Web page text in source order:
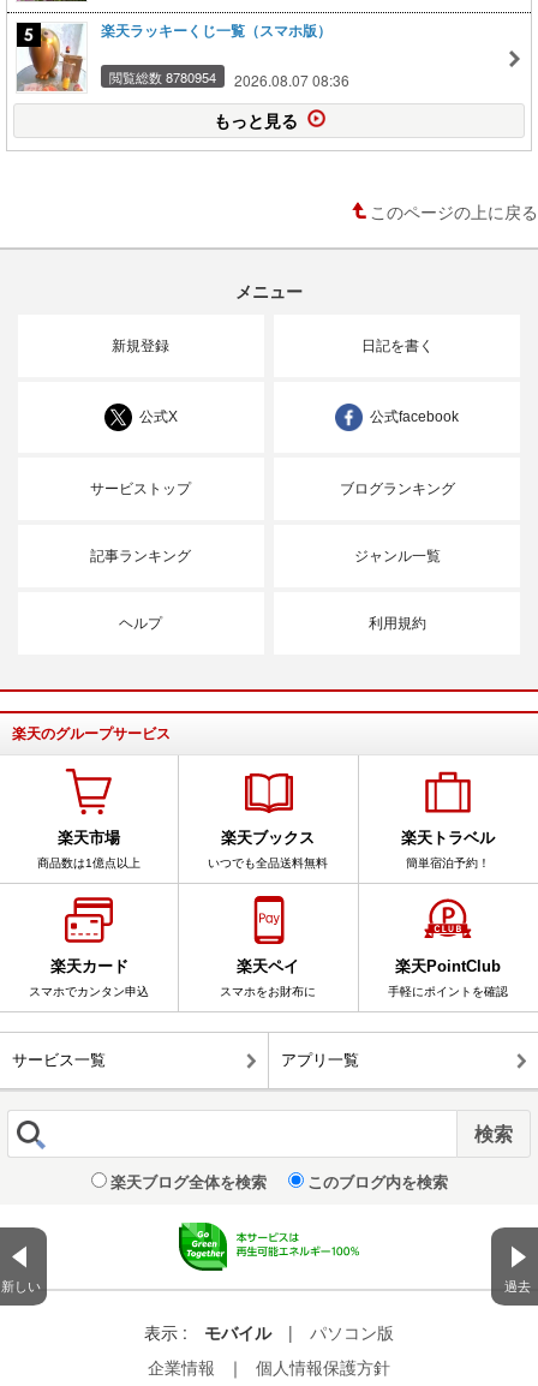
新しい 過去
楽天ラッキーくじ一覧（スマホ版）
閲覧総数 8780954 2026.08.07 08:36
もっと見る
このページの上に戻る
メニュー
新規登録 日記を書く
公式X 公式facebook
サービストップ ブログランキング
記事ランキング ジャンル一覧
ヘルプ 利用規約
楽天のグループサービス
楽天市場
商品数は1億点以上
楽天ブックス
いつでも全品送料無料
楽天トラベル
簡単宿泊予約！
楽天カード
スマホでカンタン申込
楽天ペイ
スマホをお財布に
楽天PointClub
手軽にポイントを確認
サービス一覧 アプリ一覧
楽天ブログ全体を検索 このブログ内を検索
表示 : モバイル |
パソコン版
企業情報
｜ 個人情報保護方針